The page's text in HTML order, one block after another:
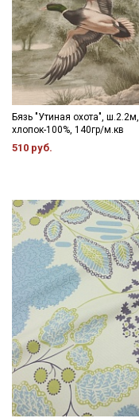
Бязь "Утиная охота", ш.2.2м,
хлопок-100%, 140гр/м.кв
510 руб.